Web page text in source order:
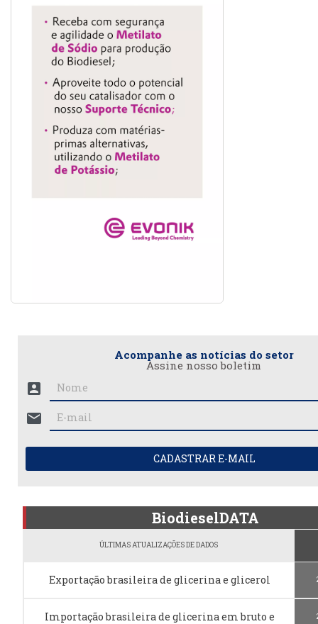
Acompanhe as notícias do setor
Assine nosso boletim
account_box
mail
CADASTRAR E-MAIL
BiodieselDATA
ÚLTIMAS ATUALIZAÇÕES DE DADOS
Exportação brasileira de glicerina e glicerol
Importação brasileira de glicerina em bruto e